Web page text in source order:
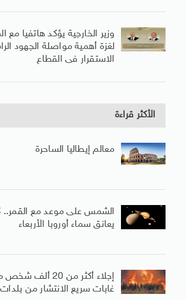
وزير الخارجية يؤكد هاتفيا مع
لغزة أهمية مواصلة الجهود
الاستقرار فى القطاع
الأكثر قراءة
معالم إيطاليا الساحرة
الشمس على موعد مع القمر..
يعانق سماء أوروبا الأربعاء
إجلاء أكثر من 20
غابات سريع الانتشار من